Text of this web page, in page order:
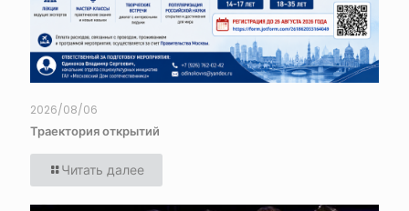
2026/08/06
Траектория открытий
Читать далее